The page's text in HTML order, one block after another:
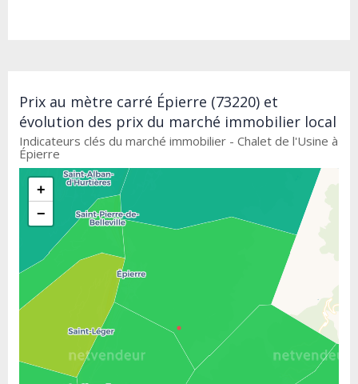
Prix au mètre carré Épierre (73220) et
évolution des prix du marché immobilier local
Indicateurs clés du marché immobilier - Chalet de l'Usine à
Épierre
+
−